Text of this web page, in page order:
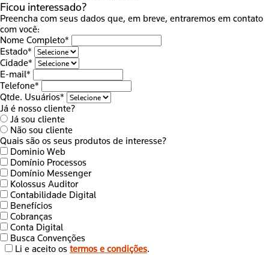
Ficou interessado?
Preencha com seus dados que, em breve, entraremos em contato
com você:
Nome Completo*
Estado*
Cidade*
E-mail*
Telefone*
Qtde. Usuários*
Já é nosso cliente?
Já sou cliente
Não sou cliente
Quais são os seus produtos de interesse?
Dominio Web
Domínio Processos
Domínio Messenger
Kolossus Auditor
Contabilidade Digital
Benefícios
Cobranças
Conta Digital
Busca Convenções
Li e aceito os termos e condições.